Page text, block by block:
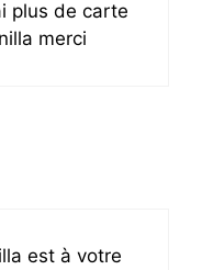
plus de carte
merci
est à votre